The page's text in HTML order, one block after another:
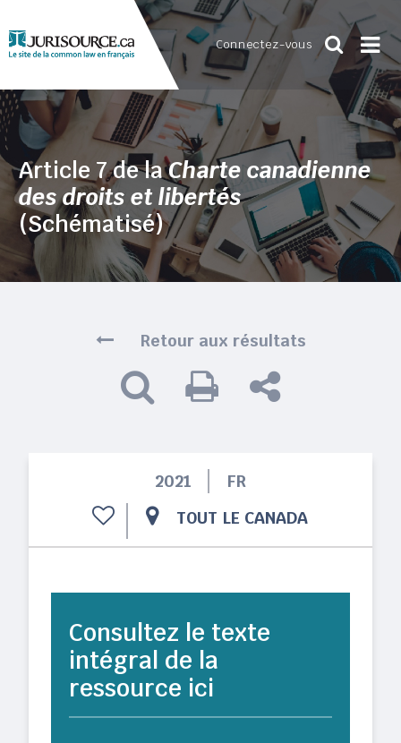
Connectez-vous
Article 7 de laCharte canadienne
des droits et libertés
(Schématisé)
Retour aux résultats
2021
FR
TOUT LE CANADA
Consultez le texte
intégral de la
ressource ici